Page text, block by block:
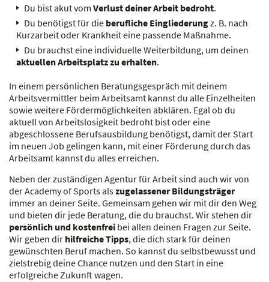
Du bist akut vom Verlust deiner Arbeit bedroht.
Du benötigst für die berufliche Eingliederungz. B. nach
Kurzarbeit oder Krankheit eine passende Maßnahme.
Du brauchst eine individuelle Weiterbildung, um deinen
aktuellen Arbeitsplatz zu erhalten.
In einem persönlichen Beratungsgespräch mit deinem
Arbeitsvermittler beim Arbeitsamt kannst du alle Einzelheiten
sowie weitere Fördermöglichkeiten abklären. Egal ob du
aktuell von Arbeitslosigkeit bedroht bist oder eine
abgeschlossene Berufsausbildung benötigst, damit der Start
im neuen Job gelingen kann, mit einer Förderung durch das
Arbeitsamt kannst du alles erreichen.
Neben der zuständigen Agentur für Arbeit sind auch wir von
der Academy of Sports alszugelassener Bildungsträger
immer an deiner Seite. Gemeinsam gehen wir mit dir den Weg
und bieten dir jede Beratung, die du brauchst. Wir stehen dir
persönlich und kostenfrei bei allen deinen Fragen zur Seite.
Wir geben dir hilfreiche Tipps, die dich stark für deinen
gewünschten Beruf machen. So kannst du selbstbewusst und
zielstrebig deine Chance nutzen und den Start in eine
erfolgreiche Zukunft wagen.